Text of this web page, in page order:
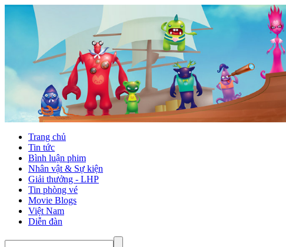
Trang chủ
Tin tức
Bình luận phim
Nhân vật & Sự kiện
Giải thưởng - LHP
Tin phòng vé
Movie Blogs
Việt Nam
Diễn đàn